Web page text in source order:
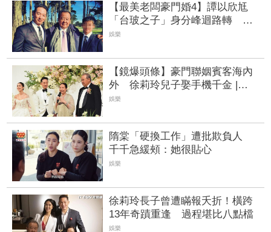
【最美老闆豪門婚4】譚以欣尪
「台玻之子」身分峰迴路轉 企
業界都市傳說一次看 | FTNN 新
娛樂
【鏡爆頭條】豪門聯姻賓客海內
外 徐莉玲兒子娶手機千金 |
FTNN 新聞網
娛樂
隋棠「硬換工作」遭批欺負人
千千急緩頰：她很貼心
娛樂
徐莉玲長子曾遭瞞報夭折！橫跨
13年奇蹟重逢 過程堪比八點檔
娛樂